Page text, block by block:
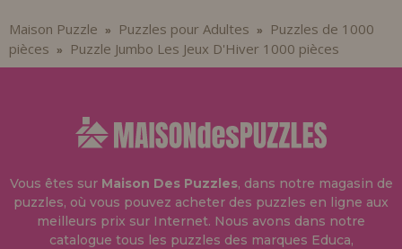
Maison Puzzle » Puzzles pour Adultes »
Puzzles de 1000
pièces » Puzzle Jumbo Les Jeux D'Hiver 1000 pièces
Vous êtes sur Maison Des Puzzles, dans notre magasin de
puzzles, où vous pouvez acheter des puzzles en ligne aux
meilleurs prix sur Internet. Nous avons dans notre
catalogue tous les puzzles des marques Educa,